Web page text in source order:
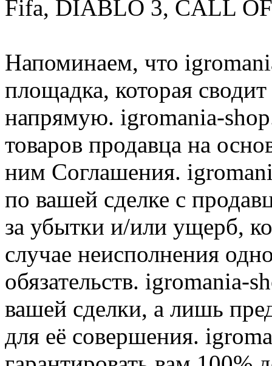
Fifa, DIABLO 3, CALL
Напоминаем, что
площадка, которая
напрямую. igromania-
товаров продавца на
ним Соглашения.
по вашей сделке с
за убытки и/или ущерб,
случае неисполнения
обязательств. igromania-
вашей сделки, а лишь
для её совершения.